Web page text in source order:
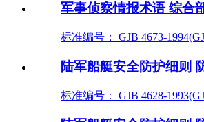
军事侦察情报术语 综合
标准编号： GJB 4673-
陆军船艇安全防护细则
标准编号： GJB 4628-